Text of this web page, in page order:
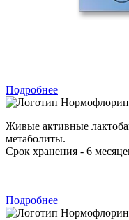
Подробнее
Живые активные
метаболиты.
Срок хранения - 6
Подробнее